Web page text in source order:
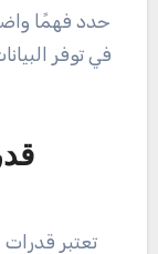
حدد فهمًا
في توفر
تعتبر